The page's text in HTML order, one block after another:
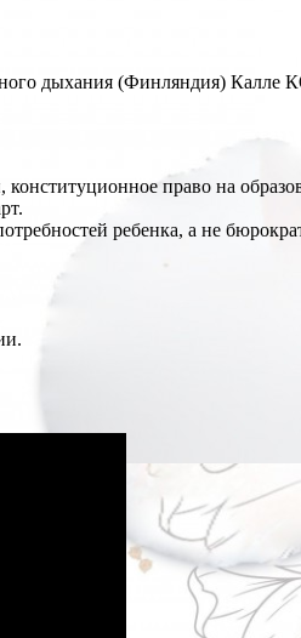
дыхания (Финляндия)
право на
ребенка, а не